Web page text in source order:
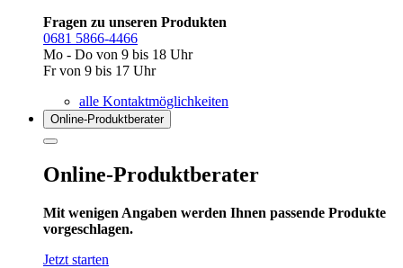
Fragen zu unseren Produkten
0681 5866-4466
Mo - Do von 9 bis 18 Uhr
Fr von 9 bis 17 Uhr
alle Kontaktmöglichkeiten
Online-Produkt­berater
Online-Produktberater
Mit wenigen Angaben werden Ihnen passende Produkte
vorgeschlagen.
Jetzt starten